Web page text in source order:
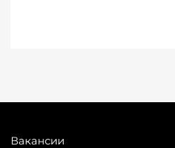
Вакансии